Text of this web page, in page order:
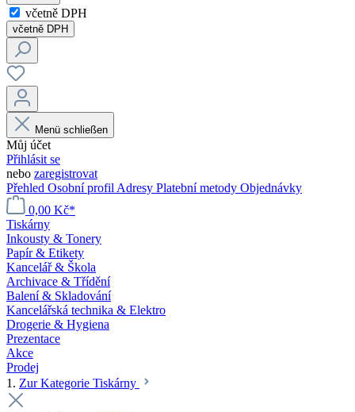
včetně DPH
včetně DPH
Menü schließen
Můj účet
Přihlásit se
nebo zaregistrovat
Přehled Osobní profil Adresy Platební metody Objednávky
0,00 Kč*
Tiskárny
Inkousty & Tonery
Papír & Etikety
Kancelář & Škola
Archivace & Třídění
Balení & Skladování
Kancelářská technika & Elektro
Drogerie & Hygiena
Prezentace
Akce
Prodej
1. Zur Kategorie Tiskárny